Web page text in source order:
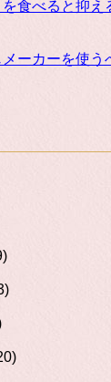
食べると抑え
ーカーを使う